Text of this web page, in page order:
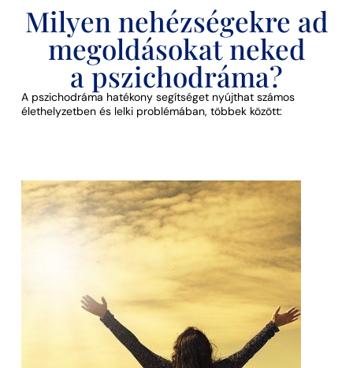
Milyen nehézségekre ad
megoldásokat neked
a pszichodráma?
A pszichodráma hatékony segítséget nyújthat számos
élethelyzetben és lelki problémában, többek között: